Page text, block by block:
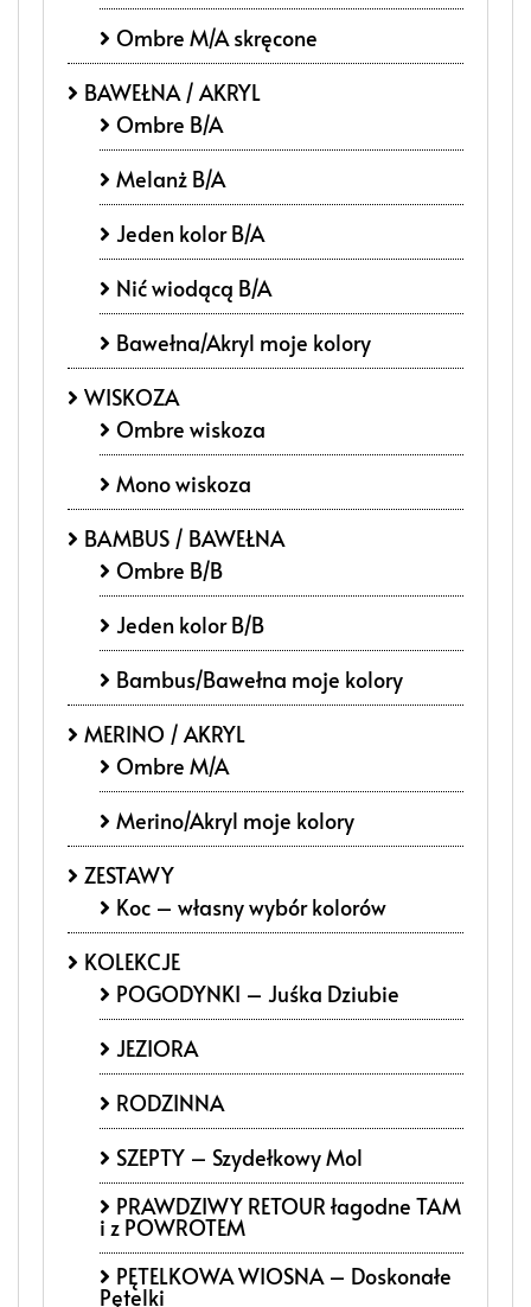
Ombre M/A skręcone
BAWEŁNA / AKRYL
Ombre B/A
Melanż B/A
Jeden kolor B/A
Nić wiodącą B/A
Bawełna/Akryl moje kolory
WISKOZA
Ombre wiskoza
Mono wiskoza
BAMBUS / BAWEŁNA
Ombre B/B
Jeden kolor B/B
Bambus/Bawełna moje kolory
MERINO / AKRYL
Ombre M/A
Merino/Akryl moje kolory
ZESTAWY
Koc – własny wybór kolorów
KOLEKCJE
POGODYNKI – Juśka Dziubie
JEZIORA
RODZINNA
SZEPTY – Szydełkowy Mol
PRAWDZIWY RETOUR łagodne TAM
i z POWROTEM
PĘTELKOWA WIOSNA – Doskonałe
Pętelki